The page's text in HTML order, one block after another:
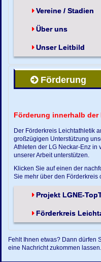
Vereine / Stadien
Über uns
Unser Leitbild
Förderung
Förderung innerhalb der
Der Förderkreis Leichtathletik
großzügigen Unterstützung
Athleten der LG Neckar-Enz in
unserer Arbeit unterstützen.
Klicken Sie auf einen der
Sie mehr über den Förderkreis
Projekt LGNE-
Förderkreis
Fehlt Ihnen etwas? Dann dürfen
eine Nachricht zukommen